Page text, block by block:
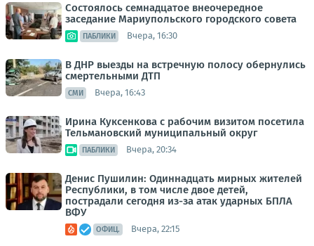
Состоялось семнадцатое внеочередное
заседание Мариупольского городского совета
ПАБЛИКИ Вчера, 16:30
В ДНР выезды на встречную полосу обернулись
смертельными ДТП
СМИ Вчера, 16:43
Ирина Куксенкова с рабочим визитом посетила
Тельмановский муниципальный округ
ПАБЛИКИ Вчера, 20:34
Денис Пушилин: Одиннадцать мирных жителей
Республики, в том числе двое детей,
пострадали сегодня из-за атак ударных БПЛА
ВФУ
ОФИЦ. Вчера, 22:15